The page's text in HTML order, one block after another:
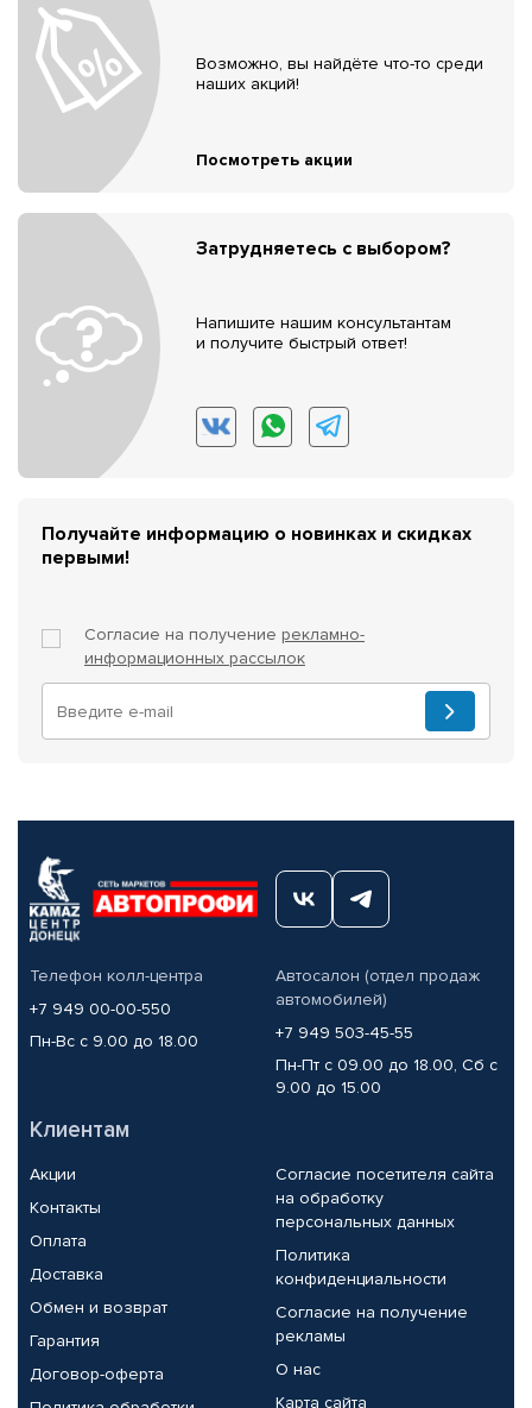
Возможно, вы найдёте что-то среди
наших акций!
Посмотреть акции
Затрудняетесь с выбором?
Напишите нашим консультантам
и получите быстрый ответ!
Получайте информацию о новинках и скидках
первыми!
Согласие на получение рекламно-
информационных рассылок
Телефон колл-центра
+7 949 00-00-550
Пн-Вс с 9.00 до 18.00
Автосалон (отдел продаж
автомобилей)
+7 949 503-45-55
Пн-Пт с 09.00 до 18.00, Сб с
9.00 до 15.00
Клиентам
Акции
Контакты
Оплата
Доставка
Обмен и возврат
Гарантия
Договор-оферта
Согласие посетителя сайта
на обработку
персональных данных
Политика
конфиденциальности
Согласие на получение
рекламы
О нас
Карта сайта